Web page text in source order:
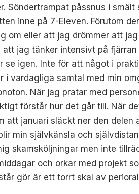
Söndertrampat påssnus i
inne på 7-Eleven. Förutom
om eller att jag drömmer att
jag tänker intensivt på
se igen. Inte för att något i
i vardagliga samtal med min
När jag pratar med
förstår hur det går till. När
att januari släckt ner den
min självkänsla och
skamsköljningar men inte
och orkar med projekt
gör är ett torrt skal av